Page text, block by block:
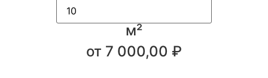
м²
от 7 000,00 ₽